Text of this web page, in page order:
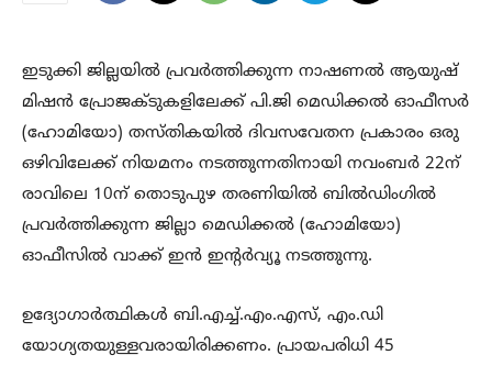
ഇടുക്കി ജില്ലയില്‍ പ്രവര്‍ത്തിക്കുന്ന നാഷണല്‍ ആയുഷ്
മിഷന്‍ പ്രോജക്ടുകളിലേക്ക് പി.ജി മെഡിക്കല്‍ ഓഫീസര്‍
(ഹോമിയോ) തസ്തികയില്‍ ദിവസവേതന പ്രകാരം ഒരു
ഒഴിവിലേക്ക് നിയമനം നടത്തുന്നതിനായി നവംബര്‍ 22ന്
രാവിലെ 10ന് തൊടുപുഴ തരണിയില്‍ ബില്‍ഡിംഗില്‍
പ്രവര്‍ത്തിക്കുന്ന ജില്ലാ മെഡിക്കല്‍ (ഹോമിയോ)
ഓഫീസില്‍ വാക്ക് ഇന്‍ ഇന്റര്‍വ്യൂ നടത്തുന്നു.
ഉദ്യോഗാര്‍ത്ഥികള്‍ ബി.എച്ച്.എം.എസ്, എം.ഡി
യോഗ്യതയുള്ളവരായിരിക്കണം. പ്രായപരിധി 45